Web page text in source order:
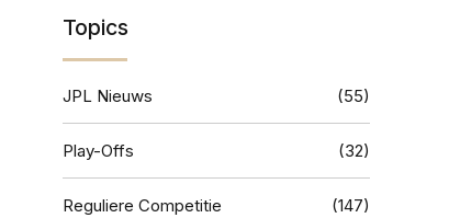
Topics
JPL Nieuws (55)
Play-Offs (32)
Reguliere Competitie (147)